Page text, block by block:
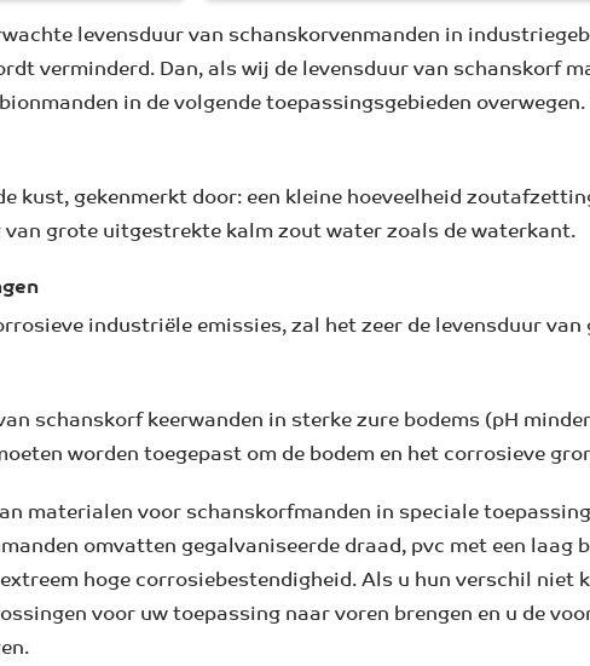
levensduur van schanskorvenmanden in
verminderd. Dan, als wij de levensduur van schanskorf
in de volgende toepassingsgebieden
kust, gekenmerkt door: een kleine hoeveelheid
van grote uitgestrekte kalm zout water zoals de waterkant.
industriële emissies, zal het zeer de levensduur
schanskorf keerwanden in sterke zure bodems (pH
worden toegepast om de bodem en het corrosieve
materialen voor schanskorfmanden in speciale
omvatten gegalvaniseerde draad, pvc met een laag
hoge corrosiebestendigheid. Als u hun verschil
voor uw toepassing naar voren brengen en u de